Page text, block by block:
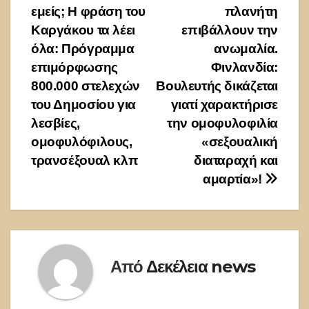
άρθρων
πλανήτη
επιβάλλουν την
ανωμαλία.
Φινλανδία:
Βουλευτής δικάζεται
γιατί χαρακτήρισε
την ομοφυλοφιλία
«σεξουαλική
διαταραχή και
αμαρτία»!
εμείς; Η φράση του
Καργάκου τα λέει
όλα: Πρόγραμμα
επιμόρφωσης
800.000 στελεχών
του Δημοσίου για
λεσβίες,
ομοφυλόφιλους,
τρανσέξουαλ κλπ
Από Δεκέλεια news